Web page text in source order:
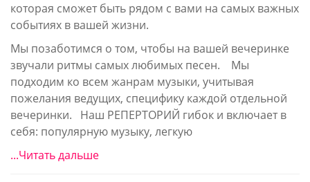
которая сможет быть рядом с вами на самых важных
событиях в вашей жизни.
Мы позаботимся о том, чтобы на вашей вечеринке
звучали ритмы самых любимых песен. Мы
подходим ко всем жанрам музыки, учитывая
пожелания ведущих, специфику каждой отдельной
вечеринки. Наш РЕПЕРТОРИЙ гибок и включает в
себя: популярную музыку, легкую
...Читать дальше